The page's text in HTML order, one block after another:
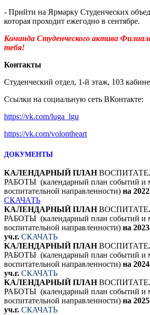
- Прийти на Ярмарку Студенческих
которая проходит ежегодно в сентябре.
Команда Студенческого актива
тебя!
Контакты
Студенческий отдел, 1-й этаж, 103
Ссылки на социальную сеть ВКонтакте:
https://vk.com/luga_lgu
https://vk.com/volontheart
ДОКУМЕНТЫ
КАЛЕНДАРНЫЙ ПЛАН
РАБОТЫ (календарный план событий и
воспитательной направленности) на
СКАЧАТЬ
КАЛЕНДАРНЫЙ ПЛАН
РАБОТЫ (календарный план событий и
воспитательной направленности) на
уч.г. СКАЧАТЬ
КАЛЕНДАРНЫЙ ПЛАН
РАБОТЫ (календарный план событий и
воспитательной направленности) на
уч.г. СКАЧАТЬ
КАЛЕНДАРНЫЙ ПЛАН
РАБОТЫ (календарный план событий и
воспитательной направленности) на
уч.г. СКАЧАТЬ